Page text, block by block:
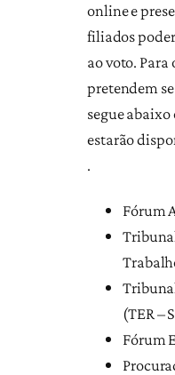
online e
filiados
ao voto. Para
pretendem
segue abaixo
estarão
.
Fórum
(TER –
Fórum